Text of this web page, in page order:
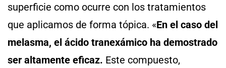
superficie como ocurre con los tratamientos
que aplicamos de forma tópica. «En el caso del
melasma, el ácido tranexámico ha demostrado
ser altamente eficaz. Este compuesto,